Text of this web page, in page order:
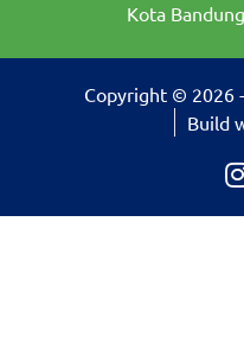
Kota
Copyright © 2026
Build